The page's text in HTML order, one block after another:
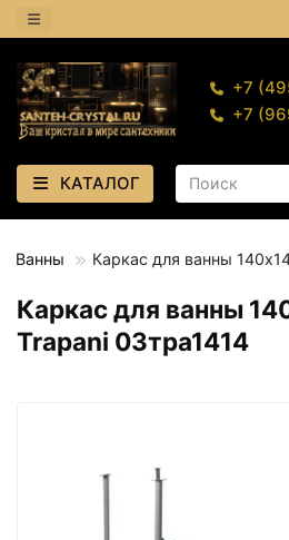
+7
+7
КАТАЛОГ
Ванны Каркас для ванны
Каркас для ванны
Trapani 03тра1414